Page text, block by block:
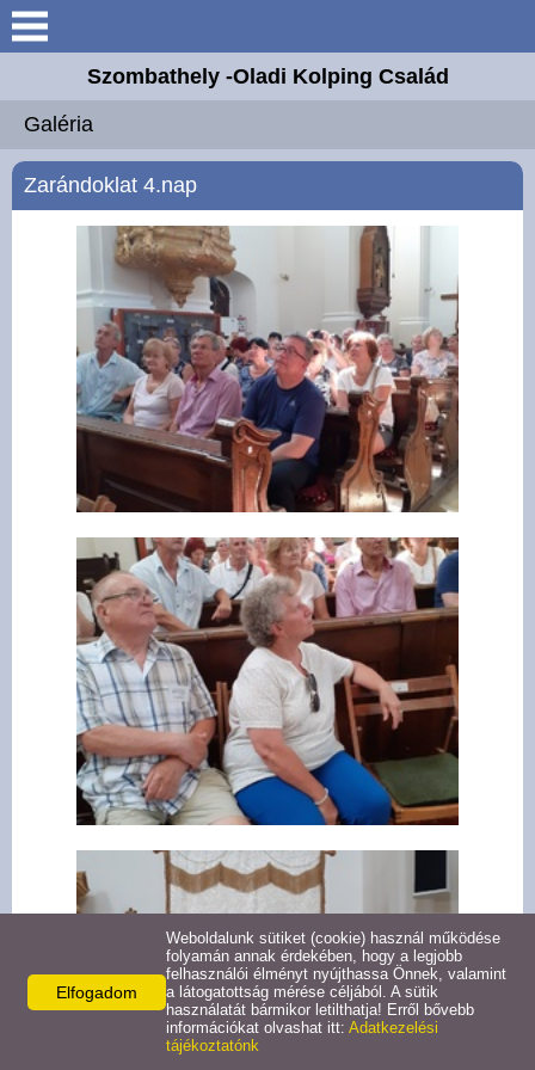
Keresés
Elérhetőségek
Adolf Kolpingról
Fontos információk
Galéria
Szombathely -Oladi Kolping Család
Galéria
Zarándoklat 4.nap
Elfogadom
Weboldalunk sütiket (cookie) használ működése
folyamán annak érdekében, hogy a legjobb
felhasználói élményt nyújthassa Önnek, valamint
a látogatottság mérése céljából. A sütik
használatát bármikor letilthatja! Erről bővebb
információkat olvashat itt: Adatkezelési
tájékoztatónk